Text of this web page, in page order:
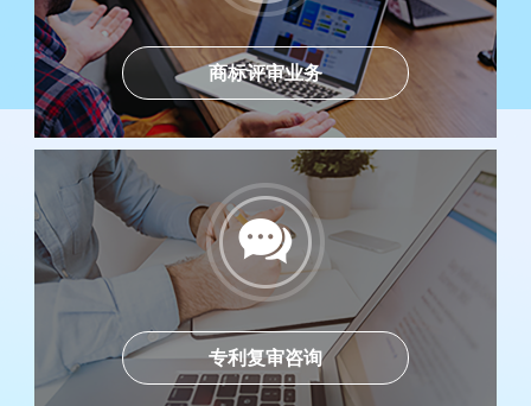
商标评审业务
专利复审咨询